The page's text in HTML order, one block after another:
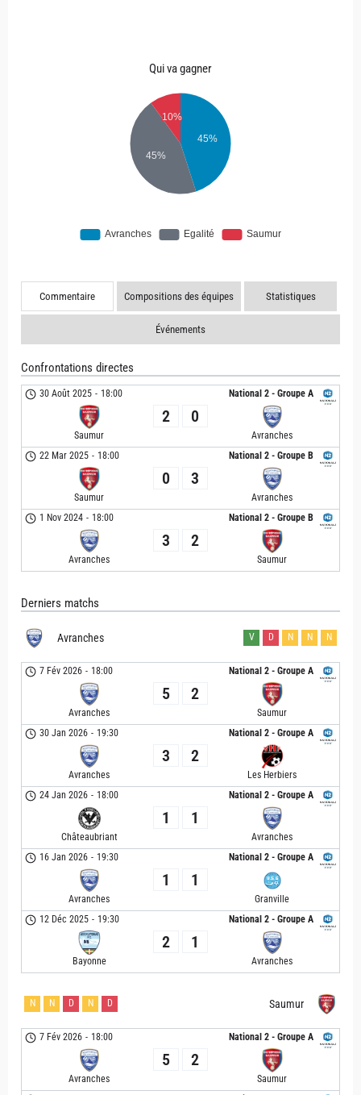
Qui va gagner
Commentaire Compositions des équipes Statistiques
Événements
Confrontations directes
National 2 - Groupe A
30 Août 2025 - 18:00
Saumur
2 0
Avranches
National 2 - Groupe B
22 Mar 2025 - 18:00
Saumur
0 3
Avranches
National 2 - Groupe B
1 Nov 2024 - 18:00
Avranches
3 2
Saumur
Derniers matchs
Avranches V D N N N
National 2 - Groupe A
7 Fév 2026 - 18:00
Avranches
5 2
Saumur
National 2 - Groupe A
30 Jan 2026 - 19:30
Avranches
3 2
Les Herbiers
National 2 - Groupe A
24 Jan 2026 - 18:00
Châteaubriant
1 1
Avranches
National 2 - Groupe A
16 Jan 2026 - 19:30
Avranches
1 1
Granville
National 2 - Groupe A
12 Déc 2025 - 19:30
Bayonne
2 1
Avranches
Saumur
N N D N D
National 2 - Groupe A
7 Fév 2026 - 18:00
Avranches
5 2
Saumur